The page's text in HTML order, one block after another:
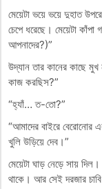
মেয়েটা ভয়ে ভয়ে দুহাত
চেপে ধরেছে। মেয়েটা
আপনাদের?)”
উদ্যান তার কানের কাছে
কাজ করছিস?”
​“হ্যাঁ… ত-তো?”
“আমাদের বাইরে বেরোনোর
খুলি উড়িয়ে দেব।”
​মেয়েটা ঘাড় নেড়ে সায়
থাকে। আর সেই দরজার